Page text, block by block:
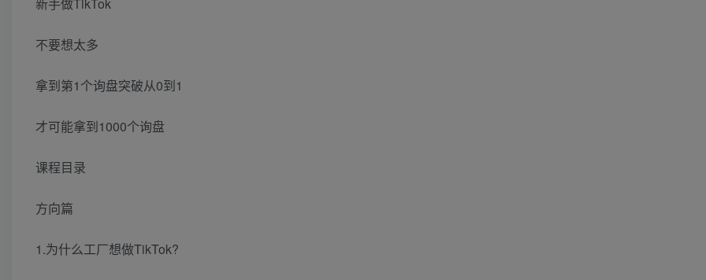
新手做TikTok
不要想太多
拿到第1个询盘突破从0到1
才可能拿到1000个询盘
课程目录
方向篇
1.为什么工厂想做TikTok?